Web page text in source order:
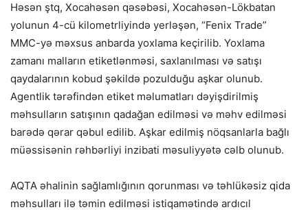
Həsən ştq, Xocahəsən qəsəbəsi, Xocahəsən-Lökbatan
yolunun 4-cü kilometrliyində yerləşən, “Fenix Trade”
MMC-yə məxsus anbarda yoxlama keçirilib. Yoxlama
zamanı malların etiketlənməsi, saxlanılması və satışı
qaydalarının kobud şəkildə pozulduğu aşkar olunub.
Agentlik tərəfindən etiket məlumatları dəyişdirilmiş
məhsulların satışının qadağan edilməsi və məhv edilməsi
barədə qərar qəbul edilib. Aşkar edilmiş nöqsanlarla bağlı
müəssisənin rəhbərliyi inzibati məsuliyyətə cəlb olunub.
AQTA əhalinin sağlamlığının qorunması və təhlükəsiz qida
məhsulları ilə təmin edilməsi istiqamətində ardıcıl